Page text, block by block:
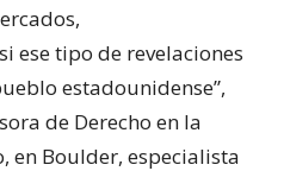
ese tipo de revelaciones
estadounidense”,
de Derecho en la
en Boulder, especialista